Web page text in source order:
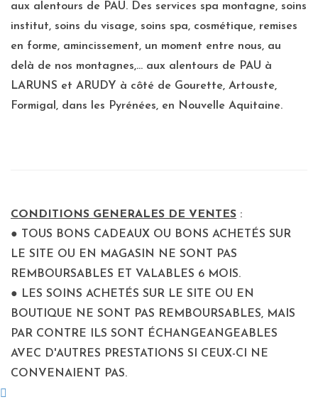
aux alentours de PAU. Des services spa montagne, soins
institut, soins du visage, soins spa, cosmétique, remises
en forme, amincissement, un moment entre nous, au
delà de nos montagnes,... aux alentours de PAU à
LARUNS et ARUDY à côté de Gourette, Artouste,
Formigal, dans les Pyrénées, en Nouvelle Aquitaine.
CONDITIONS GENERALES DE VENTES :
● TOUS BONS CADEAUX OU BONS ACHETÉS SUR
LE SITE OU EN MAGASIN NE SONT PAS
REMBOURSABLES ET VALABLES 6 MOIS.
● LES SOINS ACHETÉS SUR LE SITE OU EN
BOUTIQUE NE SONT PAS REMBOURSABLES, MAIS
PAR CONTRE ILS SONT ÉCHANGEANGEABLES
AVEC D'AUTRES PRESTATIONS SI CEUX-CI NE
CONVENAIENT PAS.